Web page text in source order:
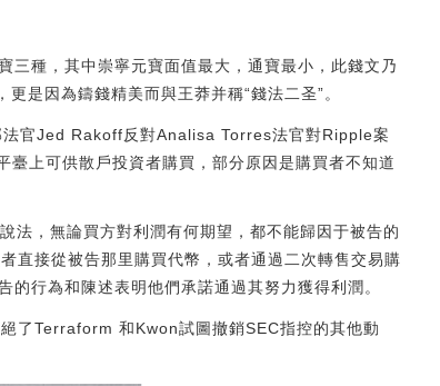
三種，其中崇寧元寶面值最大，通寶最小，此錢文乃
是因為鑄錢精美而與王莽并稱“錢法二圣”。
官Jed Rakoff反對Analisa Torres法官對Ripple案
上可供散戶投資者購買，部分原因是購買者不知道
法，無論買方對利潤有何期望，都不能歸因于被告的
直接從被告那里購買代幣，或者通過二次轉售交易購
行為和陳述表明他們承諾通過其努力獲得利潤。
了Terraform 和Kwon試圖撤銷SEC指控的其他動